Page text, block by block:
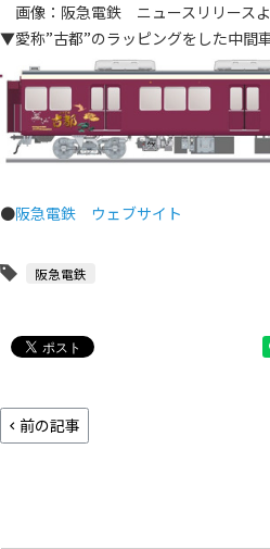
画像：阪急電鉄 ニュースリリースよ
▼愛称”古都”のラッピングをした中間
●阪急電鉄 ウェブサイト
阪急電鉄
前の記事